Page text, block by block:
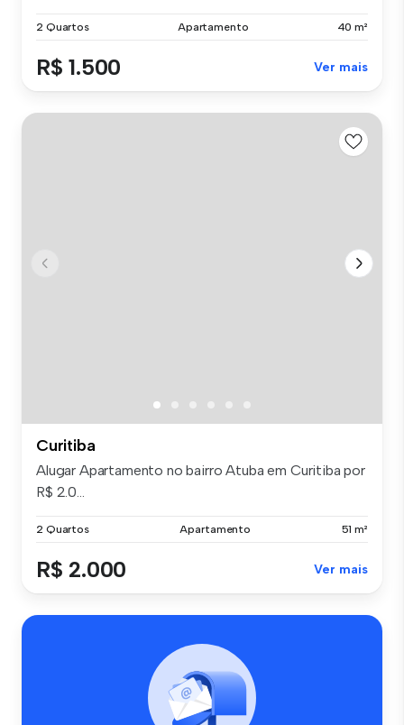
2 Quartos Apartamento 40 m²
R$ 1.500 Ver mais
Curitiba
Alugar Apartamento no bairro Atuba em Curitiba por
R$ 2.0...
2 Quartos Apartamento 51 m²
R$ 2.000 Ver mais